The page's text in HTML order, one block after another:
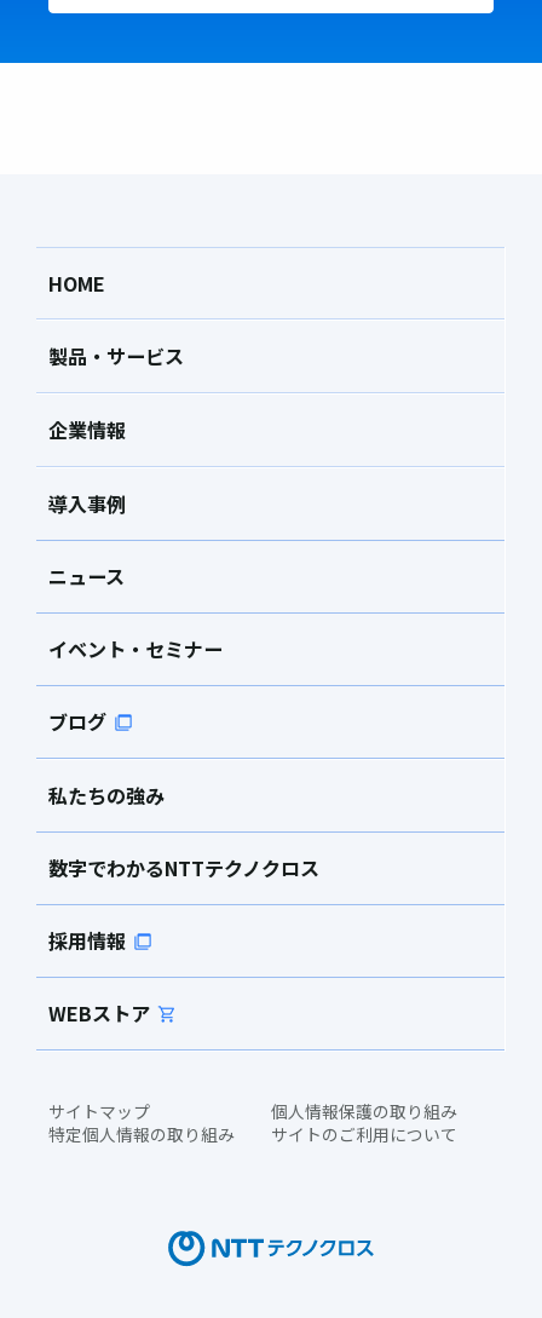
HOME
製品・サービス
企業情報
導入事例
ニュース
イベント・セミナー
ブログ
私たちの強み
数字でわかるNTTテクノクロス
採用情報
WEBストア
サイトマップ
個人情報保護の取り組み
特定個人情報の取り組み
サイトのご利用について